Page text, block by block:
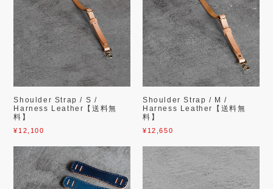
Shoulder Strap / S /
Harness Leather【送料無
料】
¥12,100
Shoulder Strap / M /
Harness Leather【送料無
料】
¥12,650